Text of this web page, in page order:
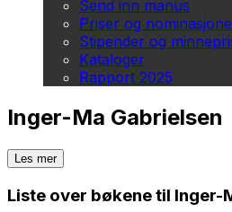
Send inn manus
Priser og
Stipender og
Kataloger
Rapport 2025
Inger-Ma Gabrielsen
Les mer
Liste over bøkene til Inger-